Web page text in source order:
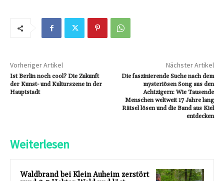
Vorheriger Artikel
Ist Berlin noch cool? Die Zukunft
der Kunst- und Kulturszene in der
Hauptstadt
Nächster Artikel
Die faszinierende Suche nach dem
mysteriösen Song aus den
Achtzigern: Wie Tausende
Menschen weltweit 17 Jahre lang
Rätsel lösen und die Band aus Kiel
entdecken
Weiterlesen
Waldbrand bei Klein Auheim zerstört